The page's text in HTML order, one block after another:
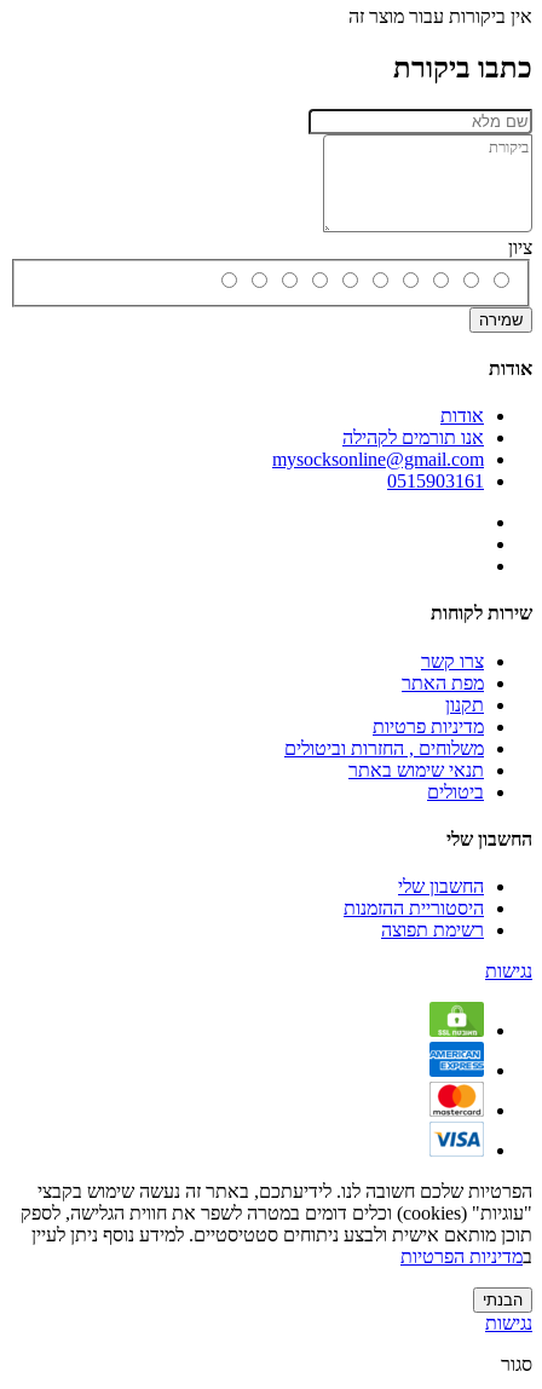
אין ביקורות עבור מוצר זה
כתבו ביקורת
ציון
שמירה
אודות
אודות
אנו תורמים לקהילה
mysocksonline@gmail.com
0515903161
שירות לקוחות
צרו קשר
מפת האתר
תקנון
מדיניות פרטיות
משלוחים , החזרות וביטולים
תנאי שימוש באתר
ביטולים
החשבון שלי
החשבון שלי
היסטוריית ההזמנות
רשימת תפוצה
נגישות
הפרטיות שלכם חשובה לנו. לידיעתכם, באתר זה נעשה שימוש בקבצי
"עוגיות" (cookies) וכלים דומים במטרה לשפר את חווית הגלישה, לספק
תוכן מותאם אישית ולבצע ניתוחים סטטיסטיים. למידע נוסף ניתן לעיין
במדיניות הפרטיות
הבנתי
נגישות
סגור